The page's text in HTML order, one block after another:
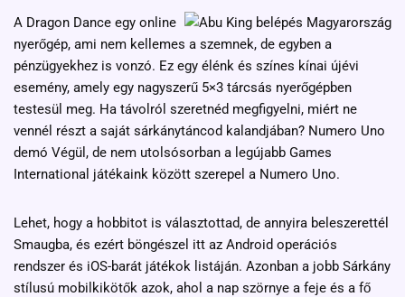
A Dragon Dance egy online
nyerőgép, ami nem kellemes a szemnek, de egyben a
pénzügyekhez is vonzó. Ez egy élénk és színes kínai újévi
esemény, amely egy nagyszerű 5×3 tárcsás nyerőgépben
testesül meg. Ha távolról szeretnéd megfigyelni, miért ne
vennél részt a saját sárkánytáncod kalandjában? Numero Uno
demó Végül, de nem utolsósorban a legújabb Games
International játékaink között szerepel a Numero Uno.
Lehet, hogy a hobbitot is választottad, de annyira beleszerettél
Smaugba, és ezért böngészel itt az Android operációs
rendszer és iOS-barát játékok listáján. Azonban a jobb Sárkány
stílusú mobilkikötők azok, ahol a nap szörnye a feje és a fő